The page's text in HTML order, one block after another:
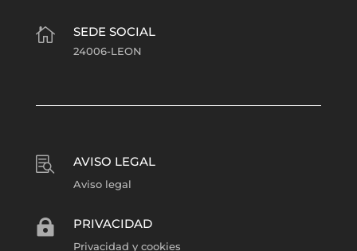
 SEDE SOCIAL
24006-LEON
 AVISO LEGAL
Aviso legal
 PRIVACIDAD
Privacidad y cookies